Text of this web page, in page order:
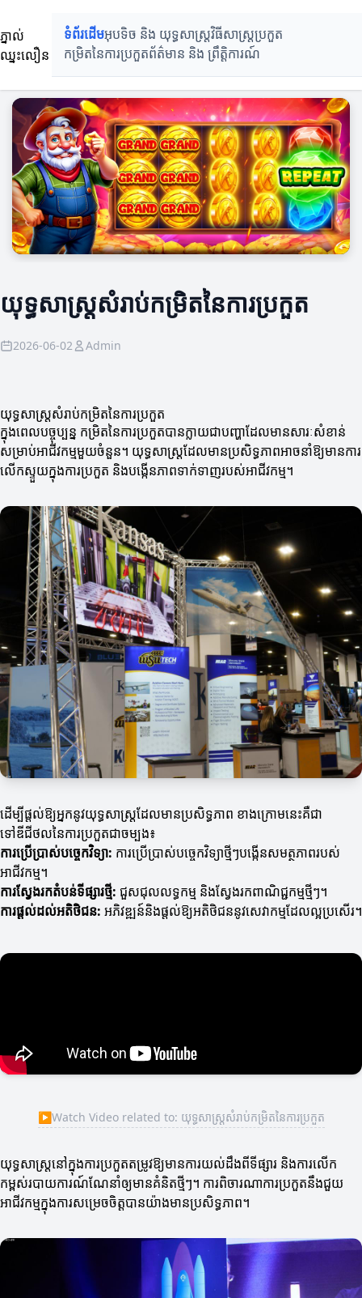
ភ្នាល់
ឈ្នះលឿន
ទំព័រដើមអុបទិច និង យុទ្ធសាស្ត្រវិធីសាស្ត្រប្រកួត
កម្រិតនៃការប្រកួតព័ត៌មាន និង ព្រឹត្តិការណ៍
យុទ្ធសាស្ត្រសំរាប់កម្រិតនៃការប្រកួត
2026-06-02 Admin
យុទ្ធសាស្ត្រសំរាប់កម្រិតនៃការប្រកួត
ក្នុងពេលបច្ចុប្បន្ន កម្រិតនៃការប្រកួតបានក្លាយជាបញ្ហាដែលមានសារៈសំខាន់
សម្រាប់អាជីវកម្មមួយចំនួន។ យុទ្ធសាស្ត្រដែលមានប្រសិទ្ធភាពអាចនាំឱ្យមានការ
លើកស្ទួយក្នុងការប្រកួត និងបង្កើនភាពទាក់ទាញរបស់អាជីវកម្ម។
ដើម្បីផ្តល់ឱ្យអ្នកនូវយុទ្ធសាស្ត្រដែលមានប្រសិទ្ធភាព ខាងក្រោមនេះគឺជា
ទៅឌីជីថលនៃការប្រកួតជាចម្បង៖
ការប្រើប្រាស់បច្ចេកវិទ្យា: ការប្រើប្រាស់បច្ចេកវិទ្យាថ្មីៗបង្កើនសមត្ថភាពរបស់
អាជីវកម្ម។
ការស្វែងរកតំបន់ទីផ្សារថ្មី: ជួសជុលលទ្ធកម្ម និងស្វែងរកពាណិជ្ជកម្មថ្មីៗ។
ការផ្តល់ដល់អតិថិជន: អភិវឌ្ឍន៍និងផ្តល់ឱ្យអតិថិជននូវសេវាកម្មដែលល្អប្រសើរ។
▶Watch Video related to: យុទ្ធសាស្ត្រសំរាប់កម្រិតនៃការប្រកួត
យុទ្ធសាស្ត្រនៅក្នុងការប្រកួតតម្រូវឱ្យមានការយល់ដឹងពីទីផ្សារ និងការលើក
កម្ពស់របាយការណ៍ណែនាំឲ្យមានគំនិតថ្មីៗ។ ការពិចារណាការប្រកួតនឹងជួយ
អាជីវកម្មក្នុងការសម្រេចចិត្តបានយ៉ាងមានប្រសិទ្ធភាព។